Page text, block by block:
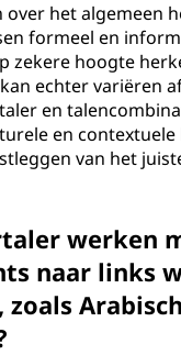
over het algemeen
formeel en
zekere hoogte
echter variëren
en
en
van het
werken
naar links
zoals